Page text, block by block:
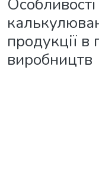
Особливості
продукції в
виробництв